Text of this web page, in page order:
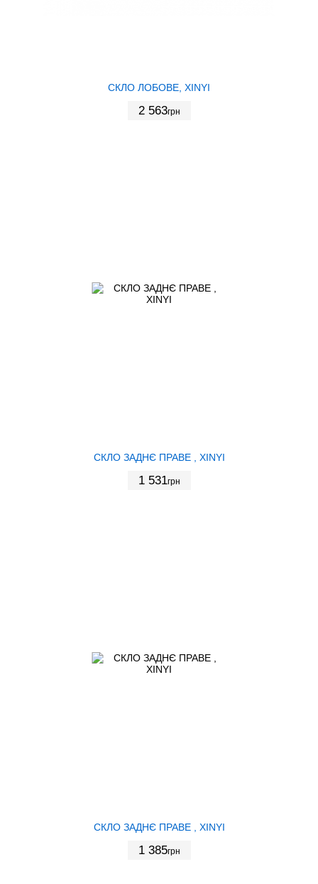
СКЛО ЛОБОВЕ, XINYI
2 563грн
СКЛО ЗАДНЄ ПРАВЕ , XINYI
1 531грн
СКЛО ЗАДНЄ ПРАВЕ , XINYI
1 385грн